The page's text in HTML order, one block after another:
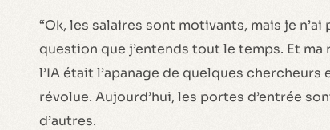
“Ok, les salaires sont motivants, mais je
question que j’entends tout le temps. Et ma
l’IA était l’apanage de quelques
révolue. Aujourd’hui, les portes d’entrée
d’autres.